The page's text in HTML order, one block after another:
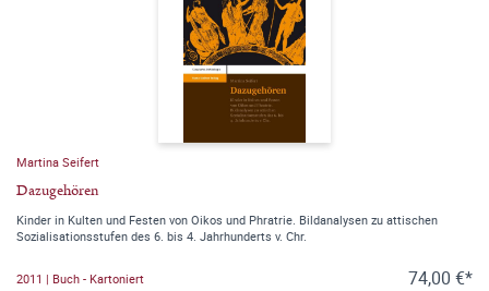
Martina Seifert
Dazugehören
Kinder in Kulten und Festen von Oikos und Phratrie. Bildanalysen zu attischen
Sozialisationsstufen des 6. bis 4. Jahrhunderts v. Chr.
2011 | Buch - Kartoniert 74,00 €*